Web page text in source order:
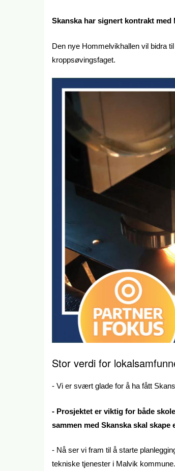
Skanska har signert kontrakt
Den nye Hommelvikhallen vil bidra
kroppsøvingsfaget.
Stor verdi for
- Vi er svært glade for å ha fått
- Prosjektet er viktig for både
sammen med Skanska skal
- Nå ser vi fram til å starte
tekniske tjenester i Malvik kommune.